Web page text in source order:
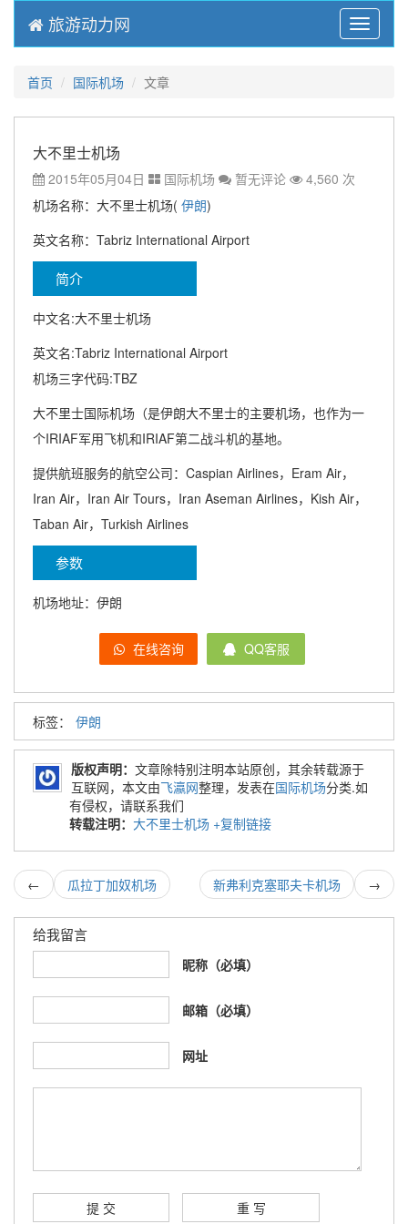
Menu
旅游动力网
首页 国际机场 文章
大不里士机场
2015年05月04日 国际机场 暂无评论
4,560 次
机场名称：大不里士机场( 伊朗)
英文名称：Tabriz International Airport
简介
中文名:大不里士机场
英文名:Tabriz International Airport
机场三字代码:TBZ
大不里士国际机场（是伊朗大不里士的主要机场，也作为一
个IRIAF军用飞机和IRIAF第二战斗机的基地。
提供航班服务的航空公司：Caspian Airlines，Eram Air，
Iran Air，Iran Air Tours，Iran Aseman Airlines，Kish Air，
Taban Air，Turkish Airlines
参数
机场地址：伊朗
在线咨询 QQ客服
标签： 伊朗
版权声明： 文章除特别注明本站原创，其余转载源于
互联网，本文由飞瀛网整理，发表在国际机场分类.如
有侵权，请联系我们
转载注明： 大不里士机场 +复制链接
← 瓜拉丁加奴机场 →
新弗利克塞耶夫卡机场
给我留言
昵称（必填）
邮箱（必填）
网址